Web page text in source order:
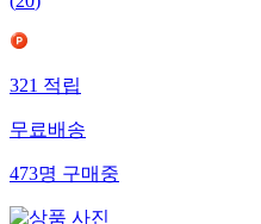
(20)
321적립
무료배송
473명구매중